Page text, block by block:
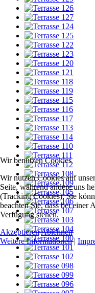
Wir benutzen Cookies
Wir nutzen Cookies auf
Seite, während andere uns
(Tracking Cookies). Sie
beachten Sie, dass bei
Verfügung stehen.
AkzeptierenAblehnen
Weitere Informationen|